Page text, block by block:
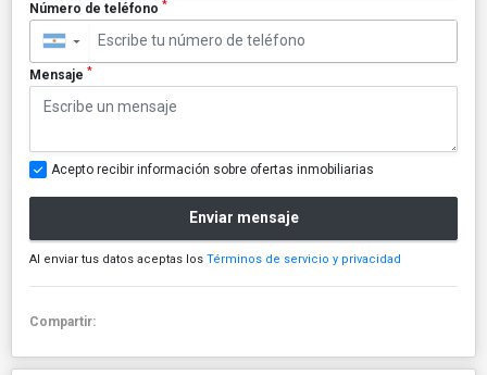
Número de teléfono *
▼
Mensaje *
Acepto recibir información sobre ofertas inmobiliarias
Enviar mensaje
Al enviar tus datos aceptas los Términos de servicio y privacidad
Compartir: